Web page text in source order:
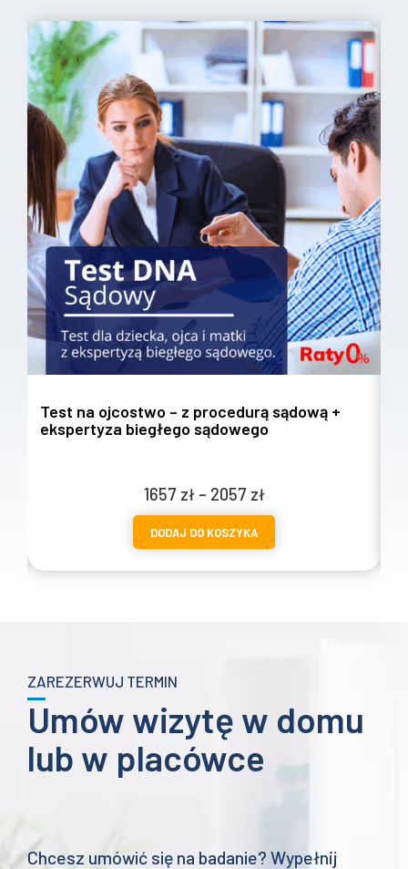
Test na ojcostwo – z procedurą sądową +
ekspertyza biegłego sądowego
1657 zł – 2057 złZakres
cen:
DODAJ DO KOSZYKA
ZAREZERWUJ TERMIN
Umów wizytę w domu
lub w placówce
Chcesz umówić się na badanie? Wypełnij